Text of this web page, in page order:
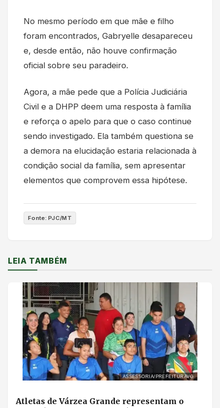
No mesmo período em que mãe e filho
foram encontrados, Gabryelle desapareceu
e, desde então, não houve confirmação
oficial sobre seu paradeiro.
Agora, a mãe pede que a Polícia Judiciária
Civil e a DHPP deem uma resposta à família
e reforça o apelo para que o caso continue
sendo investigado. Ela também questiona se
a demora na elucidação estaria relacionada à
condição social da família, sem apresentar
elementos que comprovem essa hipótese.
Fonte: PJC/MT
LEIA TAMBÉM
ASSESSORIA/PREFEITURAVG
Atletas de Várzea Grande representam o